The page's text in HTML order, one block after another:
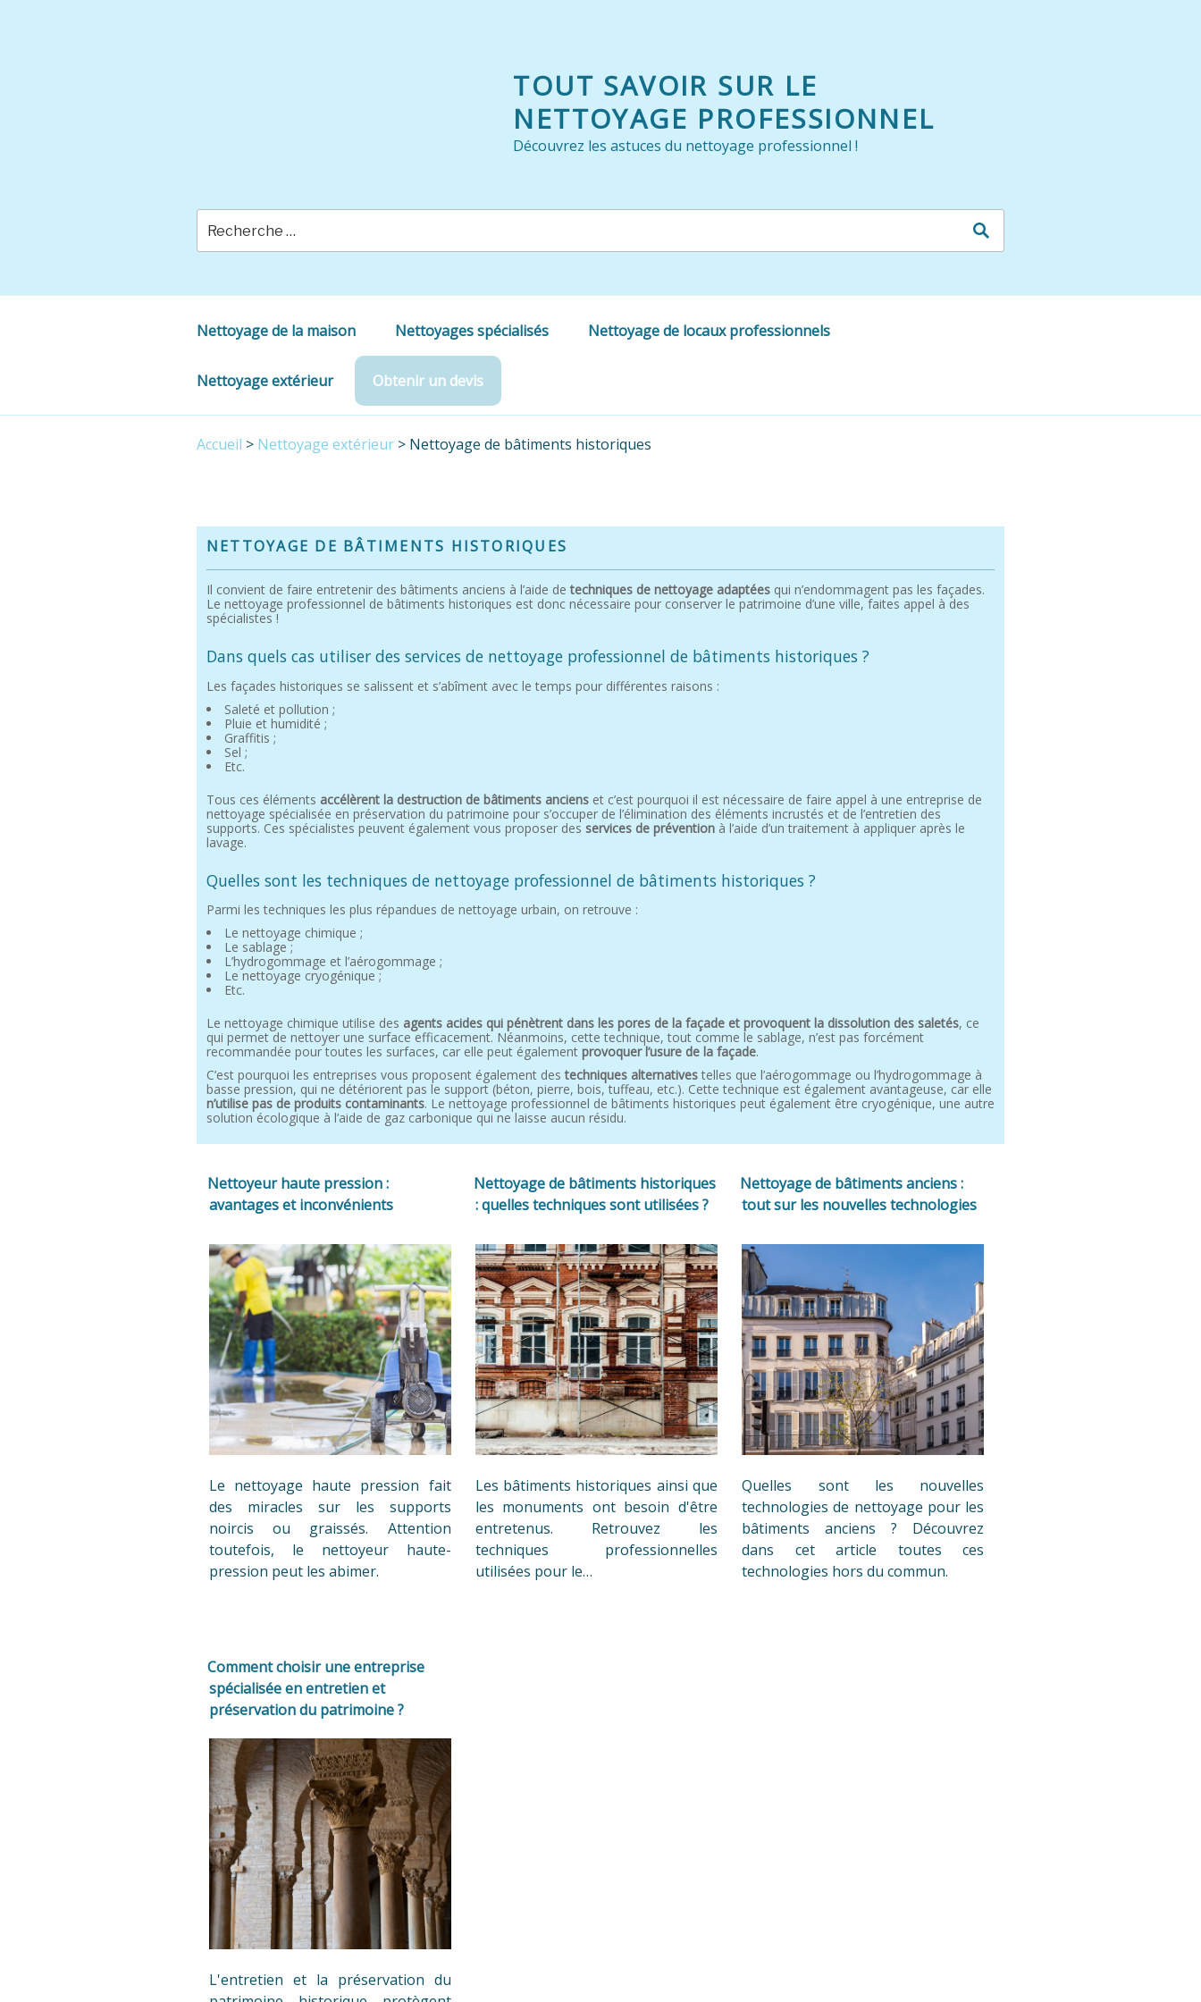
TOUT SAVOIR SUR LE
NETTOYAGE PROFESSIONNEL
Découvrez les astuces du nettoyage professionnel !
Nettoyage de la maison Nettoyages spécialisés Nettoyage de locaux professionnels
Nettoyage extérieur Obtenir un devis
Accueil > Nettoyage extérieur > Nettoyage de bâtiments historiques
NETTOYAGE DE BÂTIMENTS HISTORIQUES
Il convient de faire entretenir des bâtiments anciens à l’aide detechniques de nettoyage adaptées qui n’endommagent pas les façades.
Le nettoyage professionnel de bâtiments historiques est donc nécessaire pour conserver le patrimoine d’une ville, faites appel à des
spécialistes !
Dans quels cas utiliser des services de nettoyage professionnel de bâtiments historiques ?
Les façades historiques se salissent et s’abîment avec le temps pour différentes raisons :
Saleté et pollution ;
Pluie et humidité ;
Graffitis ;
Sel ;
Etc.
Tous ces éléments accélèrent la destruction de bâtiments anciens et c’est pourquoi il est nécessaire de faire appel à une entreprise de
nettoyage spécialisée en préservation du patrimoine pour s’occuper de l’élimination des éléments incrustés et de l’entretien des
supports. Ces spécialistes peuvent également vous proposer des services de prévention à l’aide d’un traitement à appliquer après le
lavage.
Quelles sont les techniques de nettoyage professionnel de bâtiments historiques ?
Parmi les techniques les plus répandues de nettoyage urbain, on retrouve :
Le nettoyage chimique ;
Le sablage ;
L’hydrogommage et l’aérogommage ;
Le nettoyage cryogénique ;
Etc.
Le nettoyage chimique utilise des agents acides qui pénètrent dans les pores de la façade et provoquent la dissolution des saletés, ce
qui permet de nettoyer une surface efficacement. Néanmoins, cette technique, tout comme le sablage, n’est pas forcément
recommandée pour toutes les surfaces, car elle peut également provoquer l’usure de la façade.
C’est pourquoi les entreprises vous proposent également destechniques alternativestelles que l’aérogommage ou l’hydrogommage à
basse pression, qui ne détériorent pas le support (béton, pierre, bois, tuffeau, etc.). Cette technique est également avantageuse, car elle
n’utilise pas de produits contaminants. Le nettoyage professionnel de bâtiments historiques peut également être cryogénique, une autre
solution écologique à l’aide de gaz carbonique qui ne laisse aucun résidu.
Nettoyeur haute pression :
avantages et inconvénients
Le nettoyage haute pression fait
des miracles sur les supports
noircis ou graissés. Attention
toutefois, le nettoyeur haute-
pression peut les abimer.
Nettoyage de bâtiments historiques
: quelles techniques sont utilisées ?
Les bâtiments historiques ainsi que
les monuments ont besoin d'être
entretenus. Retrouvez les
techniques professionnelles
utilisées pour le…
Nettoyage de bâtiments anciens :
tout sur les nouvelles technologies
Quelles sont les nouvelles
technologies de nettoyage pour les
bâtiments anciens ? Découvrez
dans cet article toutes ces
technologies hors du commun.
Comment choisir une entreprise
spécialisée en entretien et
préservation du patrimoine ?
L'entretien et la préservation du